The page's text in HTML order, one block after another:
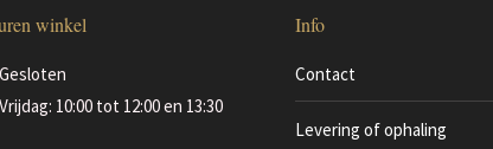
winkel
10:00 tot 12:00 en 13:30
Info
Contact
Levering of ophaling